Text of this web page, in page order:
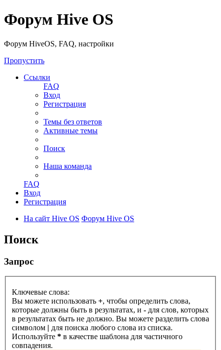
Форум Hive OS
Форум HiveOS, FAQ, настройки
Пропустить
Ссылки
FAQ
Вход
Регистрация
Темы без ответов
Активные темы
Поиск
Наша команда
FAQ
Вход
Регистрация
На сайт Hive OS Форум Hive OS
Поиск
Запрос
Ключевые слова:
Вы можете использовать +, чтобы определить слова,
которые должны быть в результатах, и - для слов, которых
в результатах быть не должно. Вы можете разделить слова
символом | для поиска любого слова из списка.
Используйте * в качестве шаблона для частичного
совпадения.